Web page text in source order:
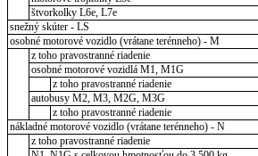
štvorkolky L6e, L7e
snežný skúter - LS
osobné motorové vozidlo (vrátane terénneho) - M
z toho pravostranné riadenie
osobné motorové vozidlá M1, M1G
z toho pravostranné riadenie
autobusy M2, M3, M2G, M3G
z toho pravostranné riadenie
nákladné motorové vozidlo (vrátane terénneho) - N
z toho pravostranné riadenie